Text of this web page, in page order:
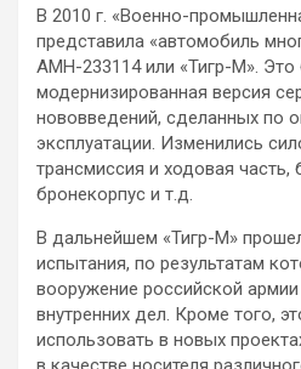
В 2010 г. «Военно-
представила «автомобиль
АМН-233114 или «Тигр-М».
модернизированная версия
нововведений, сделанных по
эксплуатации. Изменились
трансмиссия и ходовая часть,
бронекорпус и т.д.
В дальнейшем «Тигр-М»
испытания, по результатам
вооружение российской
внутренних дел. Кроме того,
использовать в новых